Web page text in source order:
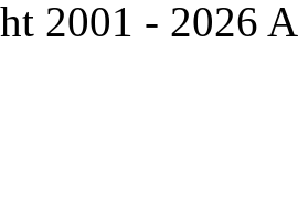
2001 - 2026